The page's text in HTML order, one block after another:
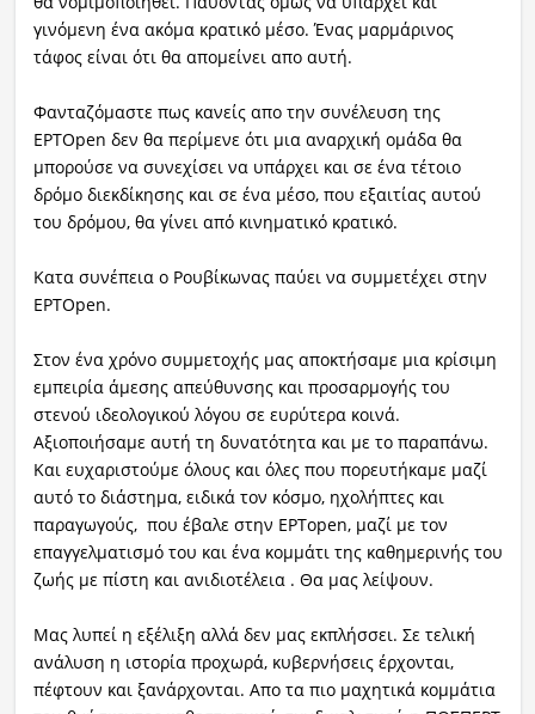
γινόμενη ένα ακόμα κρατικό μέσο. Ένας μαρμάρινος
τάφος είναι ότι θα απομείνει απο αυτή.
Φανταζόμαστε πως κανείς απο την συνέλευση της
ΕΡΤOpen δεν θα περίμενε ότι μια αναρχική ομάδα θα
μπορούσε να συνεχίσει να υπάρχει και σε ένα τέτοιο
δρόμο διεκδίκησης και σε ένα μέσο, που εξαιτίας αυτού
του δρόμου, θα γίνει από κινηματικό κρατικό.
Κατα συνέπεια ο Ρουβίκωνας παύει να συμμετέχει στην
ΕΡΤOpen.
Στον ένα χρόνο συμμετοχής μας αποκτήσαμε μια κρίσιμη
εμπειρία άμεσης απεύθυνσης και προσαρμογής του
στενού ιδεολογικού λόγου σε ευρύτερα κοινά.
Αξιοποιήσαμε αυτή τη δυνατότητα και με το παραπάνω.
Και ευχαριστούμε όλους και όλες που πορευτήκαμε μαζί
αυτό το διάστημα, ειδικά τον κόσμο, ηχολήπτες και
παραγωγούς, που έβαλε στην EΡΤopen, μαζί με τον
επαγγελματισμό του και ένα κομμάτι της καθημερινής του
ζωής με πίστη και ανιδιοτέλεια . Θα μας λείψουν.
Μας λυπεί η εξέλιξη αλλά δεν μας εκπλήσσει. Σε τελική
ανάλυση η ιστορία προχωρά, κυβερνήσεις έρχονται,
πέφτουν και ξανάρχονται. Απο τα πιο μαχητικά κομμάτια